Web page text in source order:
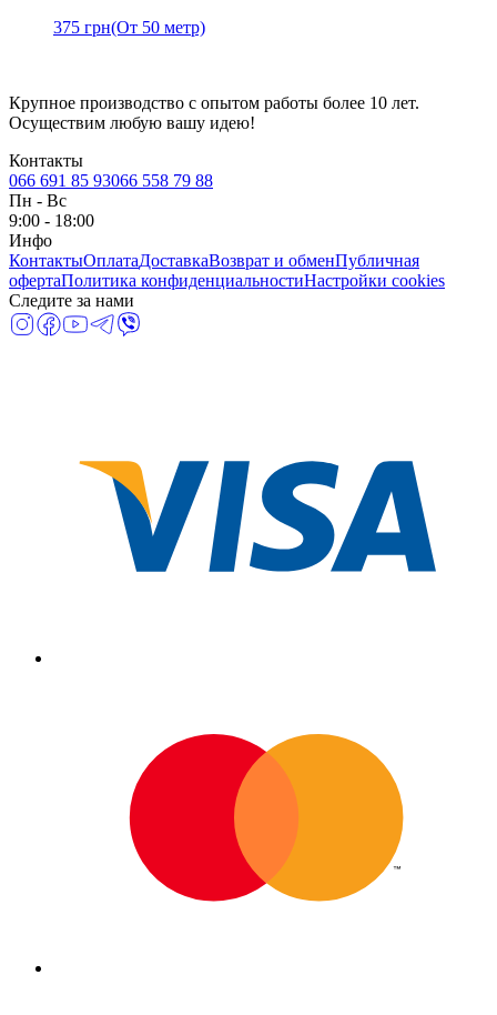
375 грн(От 50 метр)
Крупное производство с опытом работы более 10 лет.
Осуществим любую вашу идею!
Контакты
066 691 85 93066 558 79 88
Пн - Вс
9:00 - 18:00
Инфо
КонтактыОплатаДоставкаВозврат и обменПубличная
офертаПолитика конфиденциальностиНастройки cookies
Следите за нами